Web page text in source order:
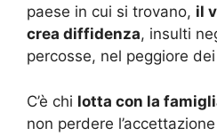
paese in cui si trovano, il
crea diffidenza, insulti
percosse, nel peggiore
C’è chi lotta con la
non perdere